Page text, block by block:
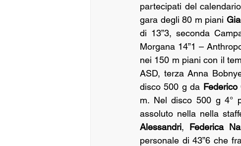
partecipati del
gara degli 80 m piani
di 13”3, seconda
Morgana 14”1 –
nei 150 m piani con il
ASD, terza Anna
disco 500 g da Federico
m. Nel disco 500 g 4°
assoluto nella nella
Alessandri, Federica
personale di 43”6 che